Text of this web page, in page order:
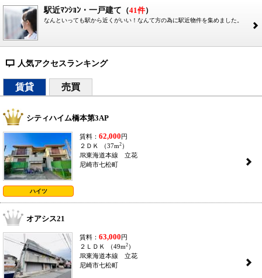
駅近ﾏﾝｼｮﾝ・一戸建て （41件）
なんといっても駅から近くがいい！なんて方の為に駅近物件を集めました。
2
= 人気アクセスランキング
賃貸 売買
シティハイム橋本第3AP
ハイツ
賃料： 62,000円
２ＤＫ （37m2）
JR東海道本線 立花
尼崎市七松町
2
オアシス21
賃料： 63,000円
２ＬＤＫ （49m2）
JR東海道本線 立花
尼崎市七松町
2